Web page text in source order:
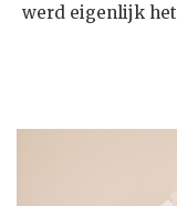
werd eigenlijk